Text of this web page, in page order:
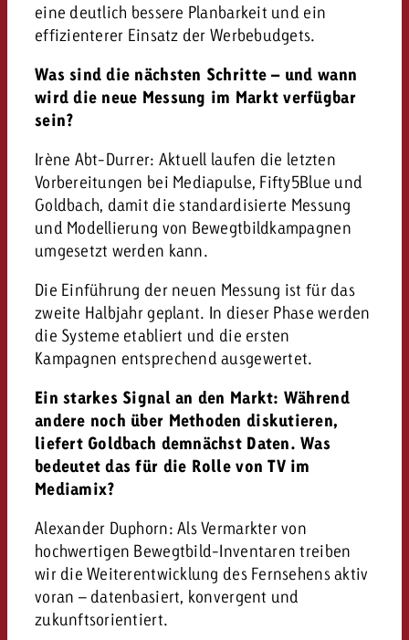
eine deutlich bessere Planbarkeit und ein
effizienterer Einsatz der Werbebudgets.
Was sind die nächsten Schritte – und wann
wird die neue Messung im Markt verfügbar
sein?
Irène Abt-Durrer: Aktuell laufen die letzten
Vorbereitungen bei Mediapulse, Fifty5Blue und
Goldbach, damit die standardisierte Messung
und Modellierung von Bewegtbildkampagnen
umgesetzt werden kann.
Die Einführung der neuen Messung ist für das
zweite Halbjahr geplant. In dieser Phase werden
die Systeme etabliert und die ersten
Kampagnen entsprechend ausgewertet.
Ein starkes Signal an den Markt: Während
andere noch über Methoden diskutieren,
liefert Goldbach demnächst Daten. Was
bedeutet das für die Rolle von TV im
Mediamix?
Alexander Duphorn: Als Vermarkter von
hochwertigen Bewegtbild-Inventaren treiben
wir die Weiterentwicklung des Fernsehens aktiv
voran – datenbasiert, konvergent und
zukunftsorientiert.